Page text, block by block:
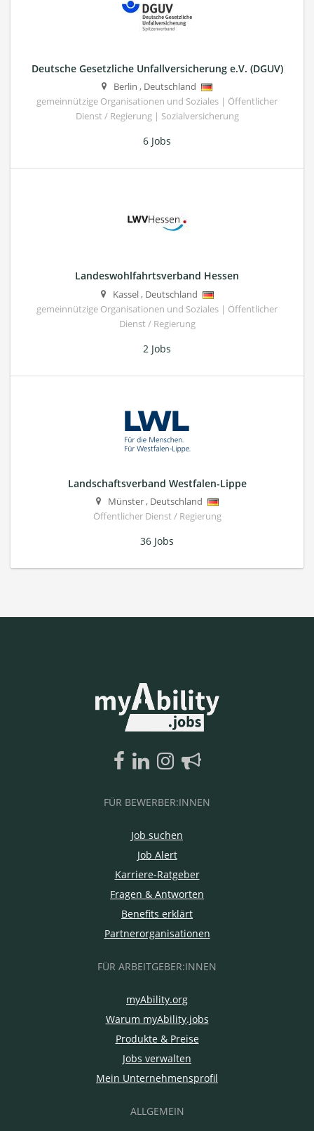
Deutsche Gesetzliche Unfallversicherung e.V. (DGUV)
Berlin , Deutschland
gemeinnützige Organisationen und Soziales | Öffentlicher
Dienst / Regierung | Sozialversicherung
6 Jobs
Landeswohlfahrtsverband Hessen
Kassel, Deutschland
gemeinnützige Organisationen und Soziales | Öffentlicher
Dienst / Regierung
2 Jobs
Landschaftsverband Westfalen-Lippe
Münster, Deutschland
Öffentlicher Dienst / Regierung
36 Jobs
FÜR BEWERBER:INNEN
Job suchen
Job Alert
Karriere-Ratgeber
Fragen & Antworten
Benefits erklärt
Partnerorganisationen
FÜR ARBEITGEBER:INNEN
myAbility.org
Warum myAbility.jobs
Produkte & Preise
Jobs verwalten
Mein Unternehmensprofil
ALLGEMEIN